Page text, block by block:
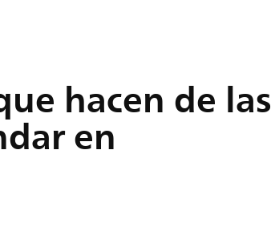
hacen de las
en